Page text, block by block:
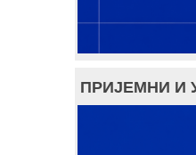
ПРИЈЕМНИ И